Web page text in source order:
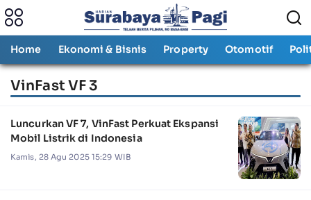
Home Ekonomi & Bisnis Property Otomotif
VinFast VF 3
Luncurkan VF 7, VinFast Perkuat Ekspansi
Mobil Listrik di Indonesia
Kamis, 28 Agu 2025 15:29 WIB